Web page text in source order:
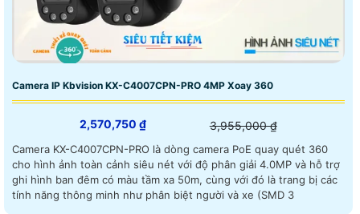
Camera IP Kbvision KX-C4007CPN-PRO 4MP Xoay 360
2,570,750 ₫ 3,955,000 ₫
Camera KX-C4007CPN-PRO là dòng camera PoE quay quét 360
cho hình ảnh toàn cảnh siêu nét với độ phân giải 4.0MP và hỗ trợ
ghi hình ban đêm có màu tầm xa 50m, cùng với đó là trang bị các
tính năng thông minh như phân biệt người và xe (SMD 3